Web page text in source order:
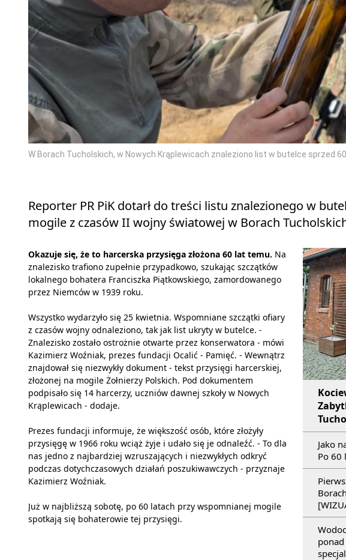
W Borach Tucholskich, w Nowych Krąplewicach znaleziono list w butelce sprzed
Reporter PR PiK dotarł do treści listu znalezionego w
mogile z czasów II wojny światowej w Borach
Jako
Po 60
Okazuje się, że to harcerska przysięga złożona 60 lat temu. Na
znalezisko trafiono zupełnie przypadkowo, szukając szczątków
lokalnego bohatera Franciszka Piątkowskiego, zamordowanego
przez Niemców w 1939 roku.
Wszystko wydarzyło się 25 kwietnia. Wspomniane szczątki ofiary
z czasów wojny odnaleziono, tak jak list ukryty w butelce. -
Znalezisko zostało ostrożnie otwarte przez konserwatora - mówi
Kazimierz Woźniak, prezes fundacji Ocalić - Pamięć. - Wewnątrz
znajdował się niezwykły dokument - tekst przysięgi harcerskiej,
złożonej na mogile Żołnierzy Polskich. Pod dokumentem
podpisało się 14 harcerzy, uczniów dawnej szkoły w Nowych
Krąplewicach - dodaje.
Prezes fundacji informuje, że większość osób, które złożyły
przysięgę w 1966 roku wciąż żyje i udało się je odnaleźć. - To dla
nas jedno z najbardziej wzruszających i niezwykłych odkryć
podczas dotychczasowych działań poszukiwawczych - przyznaje
Kazimierz Woźniak.
Już w najbliższą sobotę, po 60 latach przy wspomnianej mogile
spotkają się bohaterowie tej przysięgi.